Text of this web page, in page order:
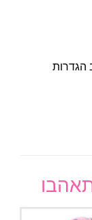
הגדרות